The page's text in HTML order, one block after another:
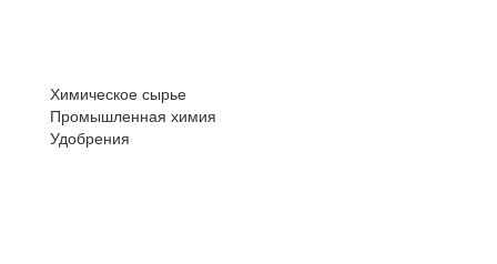
Химическое сырье
Промышленная химия
Удобрения